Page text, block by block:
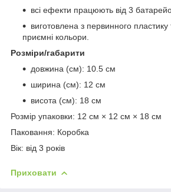
всі ефекти працюють від 3
виготовлена з первинного
приємні кольори.
Розміри/габарити
довжина (см): 10.5 см
ширина (см): 12 см
висота (см): 18 см
Розмір упаковки: 12 см × 12 см × 18 см
Паковання: Коробка
Вік: від 3 років
Приховати